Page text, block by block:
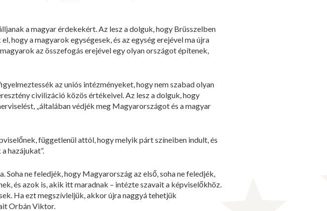
a magyar érdekekért. Az lesz a dolguk, hogy Brüsszelben
hogy a magyarok egységesek, és az egység erejével ma újra
az összefogás erejével egy olyan országot építenek,
az uniós intézményeket, hogy nem szabad olyan
civilizáció közös értékeivel. Az lesz a dolguk, hogy
„általában védjék meg Magyarországot és a magyar
függetlenül attól, hogy melyik párt színeiben indult, és
hazájukat”.
ne feledjék, hogy Magyarország az első, soha ne feledjék,
és azok is, akik itt maradnak – intézte szavait a képviselőkhöz.
Ha ezt megszívleljük, akkor újra naggyá tehetjük
Orbán Viktor.